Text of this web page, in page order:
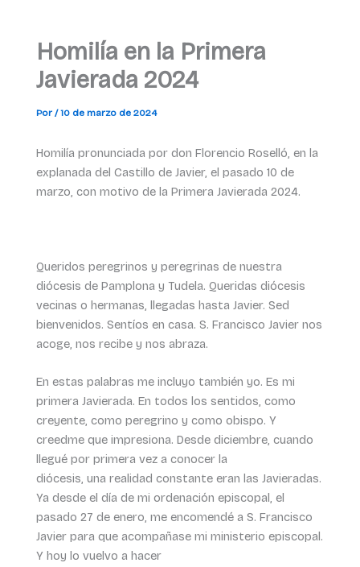
Homilía en la Primera
Javierada 2024
Por /10 de marzo de 2024
Homilía pronunciada por don Florencio Roselló, en la
explanada del Castillo de Javier, el pasado 10 de
marzo, con motivo de la Primera Javierada 2024.
Queridos peregrinos y peregrinas de nuestra
diócesis de Pamplona y Tudela. Queridas diócesis
vecinas o hermanas, llegadas hasta Javier. Sed
bienvenidos. Sentíos en casa. S. Francisco Javier nos
acoge, nos recibe y nos abraza.
En estas palabras me incluyo también yo. Es mi
primera Javierada. En todos los sentidos, como
creyente, como peregrino y como obispo. Y
creedme que impresiona. Desde diciembre, cuando
llegué por primera vez a conocer la
diócesis, una realidad constante eran las Javieradas.
Ya desde el día de mi ordenación episcopal, el
pasado 27 de enero, me encomendé a S. Francisco
Javier para que acompañase mi ministerio episcopal.
Y hoy lo vuelvo a hacer